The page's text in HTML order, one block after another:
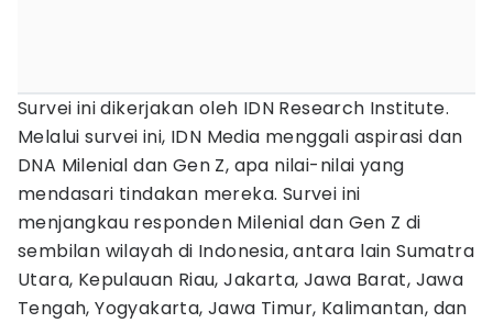
Survei ini dikerjakan oleh IDN Research Institute.
Melalui survei ini, IDN Media menggali aspirasi dan
DNA Milenial dan Gen Z, apa nilai-nilai yang
mendasari tindakan mereka. Survei ini
menjangkau responden Milenial dan Gen Z di
sembilan wilayah di Indonesia, antara lain Sumatra
Utara, Kepulauan Riau, Jakarta, Jawa Barat, Jawa
Tengah, Yogyakarta, Jawa Timur, Kalimantan, dan